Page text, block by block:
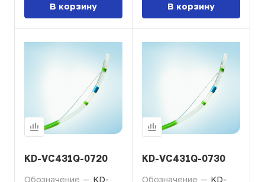
В корзину В корзину
KD-VC431Q-0720
Обозначение — KD-
KD-VC431Q-0730
Обозначение — KD-